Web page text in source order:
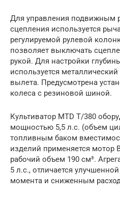
Для управления подвижным
сцепления используется
регулируемой рулевой
позволяет выключать
рукой. Для настройки
используется
вылета. Предусмотрена
колеса с резиновой шиной.
Культиватор MTD T/380
мощностью 5,5 л.с. (объем
топливным баком
изделий применяется мотор
рабочий объем 190 см³.
5 л.с., отличается
момента и сниженным